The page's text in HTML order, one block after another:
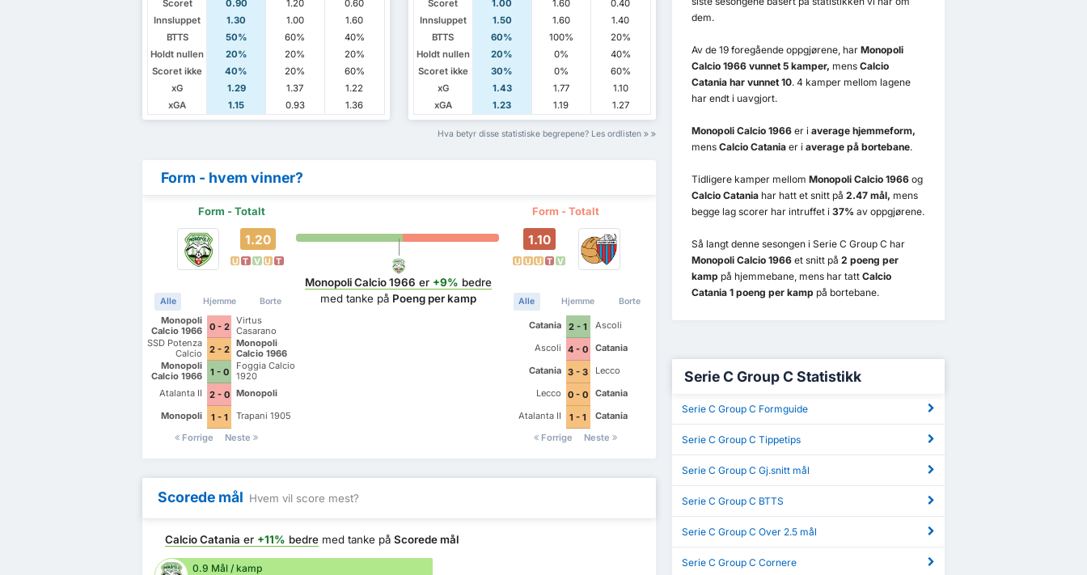
Scoret
0.90 1.20
0.60
Innsluppet
1.30 1.00
1.60
BTTS
50% 60%
40%
Holdt nullen
20% 20%
20%
Scoret ikke
40% 20%
60%
xG
1.29 1.37
1.22
xGA
1.15 0.93 1.36
Scoret
1.00 1.60
0.40
Innsluppet
1.50 1.60
1.40
BTTS
60% 100%
20%
Holdt nullen
20% 0%
40%
Scoret ikke
30% 0%
60%
xG
1.43 1.77
1.10
xGA
1.23 1.19 1.27
Hva betyr disse statistiske begrepene? Les ordlisten
Form - hvem vinner?
Form - Totalt Form - Totalt
1.20
U T V U T
Alle Hjemme Borte
Monopoli
Calcio 1966
0 - 2
Virtus
Casarano
SSD Potenza
Calcio
2 - 2
Monopoli
Calcio 1966
Monopoli
Calcio 1966
1 - 0
Foggia Calcio
1920
Atalanta II
2 - 0
Monopoli
Monopoli
1 - 1
Trapani 1905
Forrige
Neste
Monopoli Calcio 1966 er +9% bedre
med tanke på Poeng per kamp
1.10
U U U T V
Alle Hjemme Borte
Catania 2 - 1
Ascoli
Ascoli
4 - 0
Catania
Catania 3 - 3
Lecco
Lecco
0 - 0
Catania
Atalanta II
1 - 1
Catania
Forrige
Neste
Scorede mål Hvem vil score mest?
Calcio Catania er +11% bedre med tanke påScorede mål
0.9 Mål / kamp
dem.
Av de 19 foregående oppgjørene, har Monopoli
Calcio 1966 vunnet 5 kamper, mens Calcio
Catania har vunnet 10. 4 kamper mellom lagene
har endt i uavgjort.
Monopoli Calcio 1966er i average hjemmeform,
mens Calcio Cataniaer i average på bortebane.
Tidligere kamper mellom Monopoli Calcio 1966og
Calcio Cataniahar hatt et snitt på 2.47 mål, mens
begge lag scorer har intruffet i 37% av oppgjørene.
Så langt denne sesongen i Serie C Group C har
Monopoli Calcio 1966et snitt på 2 poeng per
kamp på hjemmebane, mens har tatt Calcio
Catania 1 poeng per kamp på bortebane.
Serie C Group C Statistikk
Serie C Group C Formguide
Serie C Group C Tippetips
Serie C Group C Gj.snitt mål
Serie C Group C BTTS
Serie C Group C Over 2.5 mål
Serie C Group C Cornere